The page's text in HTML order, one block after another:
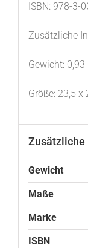
ISBN: 978-3-
Zusätzliche
Gewicht: 0,93
Größe: 23,5 x
Zusätzliche
Gewicht
Maße
Marke
ISBN